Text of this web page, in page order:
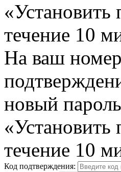
«Установить
течение 10
На ваш
новый
«Установить
течение 10
Код подтверждения: